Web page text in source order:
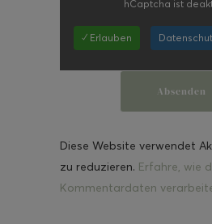
hCaptcha ist
✓ Erlauben
Diese Website verwendet
zu reduzieren. Erfahre, wie
Kommentardaten